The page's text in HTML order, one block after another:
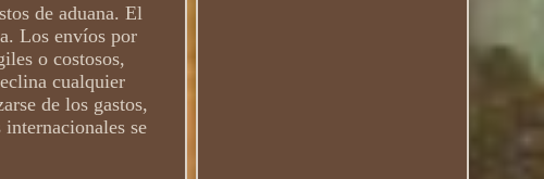
de aduana. El
Los envíos por
o costosos,
cualquier
de los gastos,
se